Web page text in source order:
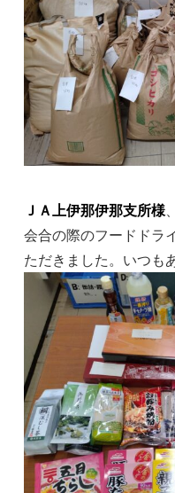
ＪＡ上伊那伊那支所様
会合の際のフードドラ
ただきました。いつも